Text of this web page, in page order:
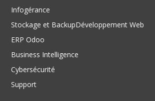
Infogérance
Stockage et BackupDéveloppement Web
ERP Odoo
Business Intelligence
Cybersécurité
Support